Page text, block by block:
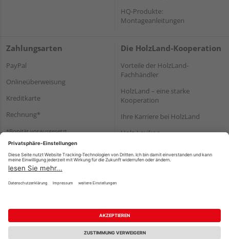
HQ-Produkte:
Montageanleitungen
Zahlungsarten
PayPal
Onlineüberweisung
Kreditkarte
Rechnung*
*Bonität vorausgesetzt
Die HolzLand-Kooperation
Vorteile der HolzLand-
Fachhändler
HolzLand – eine starke
Kooperation
Ihre Karriere bei HolzLand
Holz-Lexikon
Impressum Datenschutz
Nutzungsbedingungen
Barrierefreiheitserklärung
Vertrag widerrufen